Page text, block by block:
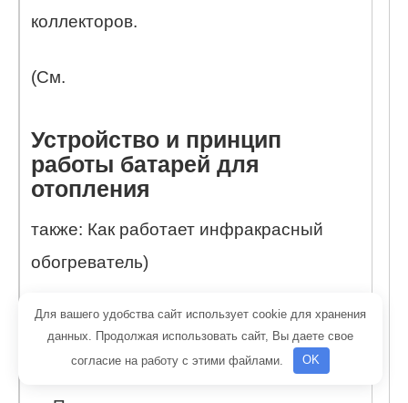
коллекторов.
(См.
Устройство и принцип
работы батарей для
отопления
также: Как работает инфракрасный
обогреватель)
— Достигаемая экономия
Для вашего удобства сайт использует cookie для хранения
данных. Продолжая использовать сайт, Вы даете свое
согласие на работу с этими файлами.
OK